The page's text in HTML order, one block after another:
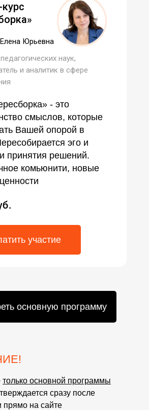
основную программу
участие
- это
смыслов, которые
Вашей опорой в
эго и
принятия решений.
комьюнити, новые
наук,
и аналитик в сфере
Юрьевна
только основной программы
сразу после
прямо на сайте